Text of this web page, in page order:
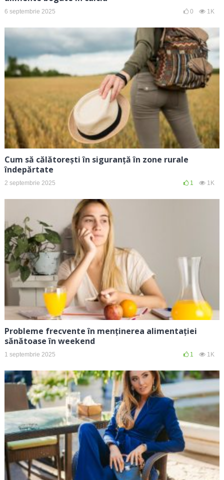
6 septembrie 2025 0 1K
Cum să călătorești în siguranță în zone rurale
îndepărtate
2 septembrie 2025 1 1K
Probleme frecvente în menținerea alimentației
sănătoase în weekend
1 septembrie 2025 1 1K